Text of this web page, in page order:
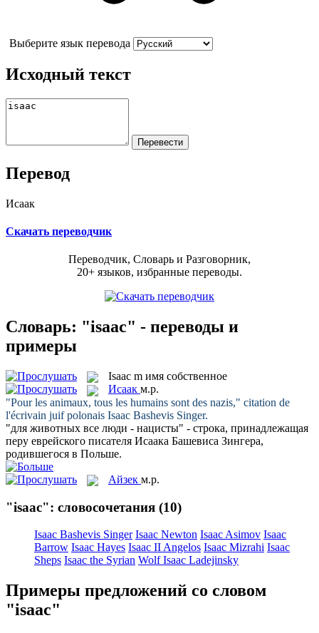
Выберите язык перевода
Исходный текст
Перевод
Исаак
Скачать переводчик
Переводчик, Словарь и Разговорник,
20+ языков, избранные переводы.
Словарь: "isaac" - переводы и
примеры
Isaac m имя собственное
Исаак м.р.
"Pour les animaux, tous les humains sont des nazis," citation de
l'écrivain juif polonais Isaac Bashevis Singer.
"для животных все люди - нацисты" - строка, принадлежащая
перу еврейского писателя Исаака Башевиса Зингера,
родившегося в Польше.
Айзек м.р.
"isaac": словосочетания (10)
Isaac Bashevis Singer Isaac Newton Isaac Asimov Isaac
Barrow Isaac Hayes Isaac II Angelos Isaac Mizrahi Isaac
Sheps Isaac the Syrian Wolf Isaac Ladejinsky
Примеры предложений со словом
"isaac"